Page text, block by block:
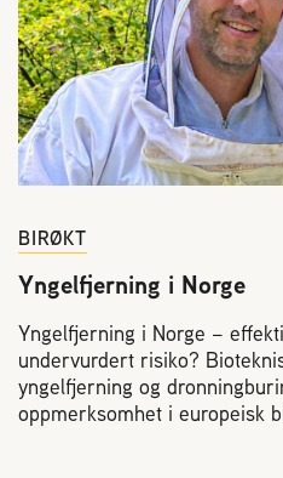
BIRØKT
Yngelfjerning i Norge
Yngelfjerning i Norge –
undervurdert risiko?
yngelfjerning og
oppmerksomhet i europeisk